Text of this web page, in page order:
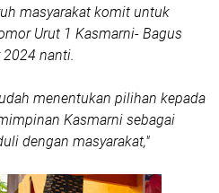
masyarakat komit untuk
Urut 1 Kasmarni- Bagus
nanti.
menentukan pilihan kepada
Kasmarni sebagai
dengan masyarakat,"